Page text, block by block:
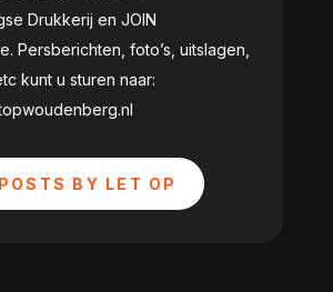
Drukkerij en JOIN
Persberichten, foto’s, uitslagen,
kunt u sturen naar:
BY LET OP